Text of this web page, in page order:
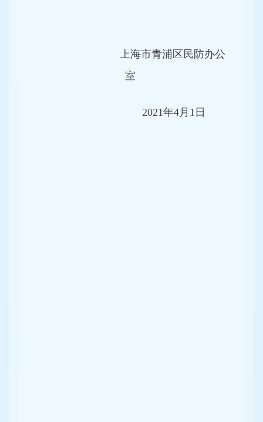
上海市青浦区民防办公
室
2021年4月1日